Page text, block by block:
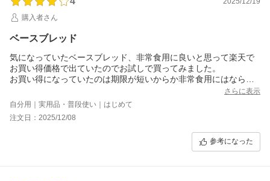
購入者さん
ベースブレッド
気になっていたベースブレッド、非常食用に良いと思って楽天で
お買い得価格で出ていたのでお試しで買ってみました。
お買い得になっていたのは期限が短いからか非常食用にはならな
いようでしたが、忙しく時間がない時には便利だと思いました。
なぜなら、体に必要な栄養がバランス良く入っているから良いで
すね！
味は個人的には美味しいとは言えませんが、不味くて食べられな
今回お試しで3種6袋オレンジ・チョコ・ミルクを購入してみまし
さらに表示
自分用｜実用品・普段使い｜はじめて
注文日：2025/12/08
参考になった